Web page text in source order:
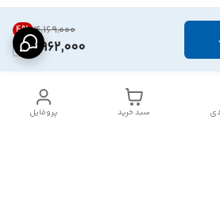
۴٬۱۶۹٬۰۰۰ 4%
3,962,000
پروفایل سبد خرید